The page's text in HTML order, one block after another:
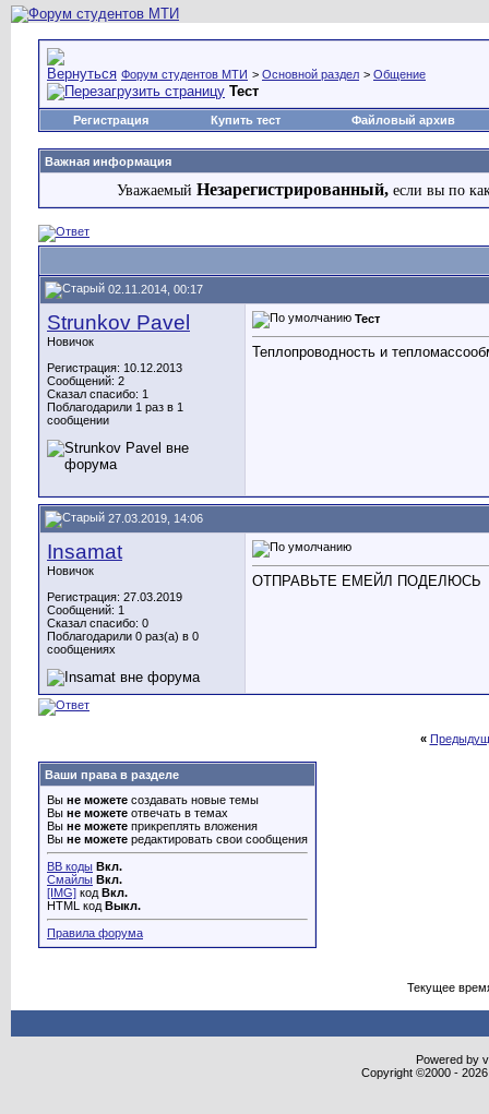
Форум студентов МТИ > Основной раздел > Общение
Тест
Регистрация Купить тест Файловый архив
Важная информация
Уважаемый Незарегистрированный, если вы по
02.11.2014, 00:17
Strunkov Pavel
Новичок
Регистрация: 10.12.2013
Сообщений: 2
Сказал спасибо: 1
Поблагодарили 1 раз в 1
сообщении
Тест
Теплопроводность и
27.03.2019, 14:06
Insamat
Новичок
Регистрация: 27.03.2019
Сообщений: 1
Сказал спасибо: 0
Поблагодарили 0 раз(а) в 0
сообщениях
ОТПРАВЬТЕ ЕМЕЙЛ ПОДЕЛЮСЬ
«
Ваши права в разделе
Вы не можете создавать новые темы
Вы не можете отвечать в темах
Вы не можете прикреплять вложения
Вы не можете редактировать свои сообщения
BB коды Вкл.
Смайлы Вкл.
[IMG] код Вкл.
HTML код Выкл.
Правила форума
Текущее
Powered by
Copyright ©2000 -